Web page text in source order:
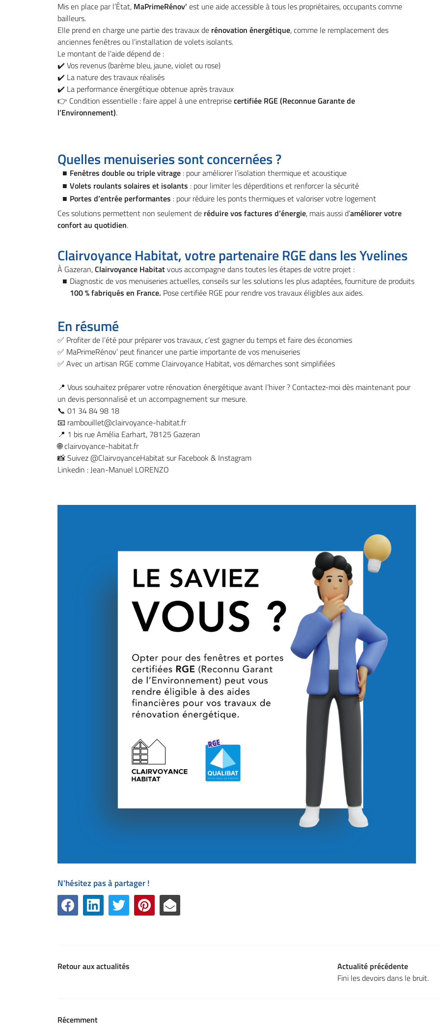
Mis en place par l’État, MaPrimeRénov’est une aide accessible à tous les propriétaires, occupants comme
bailleurs.
Elle prend en charge une partie des travaux de rénovation énergétique, comme le remplacement des
anciennes fenêtres ou l’installation de volets isolants.
Le montant de l’aide dépend de :
✔️ Vos revenus (barème bleu, jaune, violet ou rose)
✔️ La nature des travaux réalisés
✔️ La performance énergétique obtenue après travaux
👉 Condition essentielle : faire appel à une entreprisecertifiée RGE (Reconnue Garante de
l’Environnement).
Quelles menuiseries sont concernées ?
Fenêtres double ou triple vitrage : pour améliorer l’isolation thermique et acoustique
Volets roulants solaires et isolants : pour limiter les déperditions et renforcer la sécurité
Portes d’entrée performantes : pour réduire les ponts thermiques et valoriser votre logement
Ces solutions permettent non seulement de réduire vos factures d’énergie, mais aussi d’améliorer votre
confort au quotidien.
Clairvoyance Habitat, votre partenaire RGE dans les Yvelines
À Gazeran,Clairvoyance Habitatvous accompagne dans toutes les étapes de votre projet :
Diagnostic de vos menuiseries actuelles, conseils sur les solutions les plus adaptées, fourniture de produits
100 % fabriqués en France. Pose certifiée RGE pour rendre vos travaux éligibles aux aides.
En résumé
✅ Profiter de l’été pour préparer vos travaux, c’est gagner du temps et faire des économies
✅ MaPrimeRénov’ peut financer une partie importante de vos menuiseries
✅ Avec un artisan RGE comme Clairvoyance Habitat, vos démarches sont simplifiées
📍 Vous souhaitez préparer votre rénovation énergétique avant l’hiver ? Contactez-moi dès maintenant pour
un devis personnalisé et un accompagnement sur mesure.
📞 01 34 84 98 18
📧 rambouillet@clairvoyance-habitat.fr
📍 1 bis rue Amélia Earhart, 78125 Gazeran
🌐 clairvoyance-habitat.fr
📸 Suivez @ClairvoyanceHabitat sur Facebook & Instagram
Linkedin : Jean-Manuel LORENZO
N'hésitez pas à partager !
Retour aux actualités
Actualité précédente
Fini les devoirs dans le bruit.
Récemment